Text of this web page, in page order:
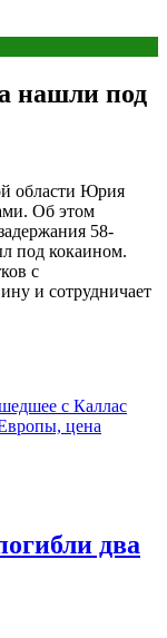
нашли под
области Юрия
Об этом
58-
под кокаином.
с
и сотрудничает
с Каллас
цена
два